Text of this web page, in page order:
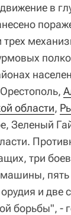
в
области,
Зеленый
три
пять
и две
борьбы", -